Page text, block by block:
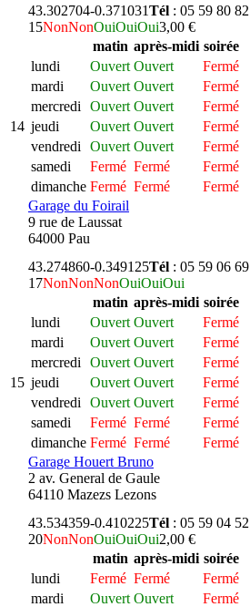
14
43.302704-0.371031Tél : 05 59 80 82
15NonNonOuiOuiOui3,00 €
matin après-midi soirée
lundi
Ouvert Ouvert
Fermé
mardi
Ouvert Ouvert
Fermé
mercredi
Ouvert Ouvert
Fermé
jeudi
Ouvert Ouvert
Fermé
vendredi
Ouvert Ouvert
Fermé
samedi
Fermé Fermé
Fermé
dimanche Fermé Fermé
Fermé
Garage du Foirail
9 rue de Laussat
64000 Pau
15
43.274860-0.349125Tél : 05 59 06 69
17NonNonNonOuiOuiOui
matin après-midi soirée
lundi
Ouvert Ouvert
Fermé
mardi
Ouvert Ouvert
Fermé
mercredi
Ouvert Ouvert
Fermé
jeudi
Ouvert Ouvert
Fermé
vendredi
Ouvert Ouvert
Fermé
samedi
Fermé Fermé
Fermé
dimanche Fermé Fermé
Fermé
Garage Houert Bruno
2 av. General de Gaule
64110 Mazezs Lezons
43.534359-0.410225Tél : 05 59 04 52
20NonNonOuiOuiOui2,00 €
matin après-midi soirée
lundi
Fermé Fermé
Fermé
mardi
Ouvert Ouvert
Fermé